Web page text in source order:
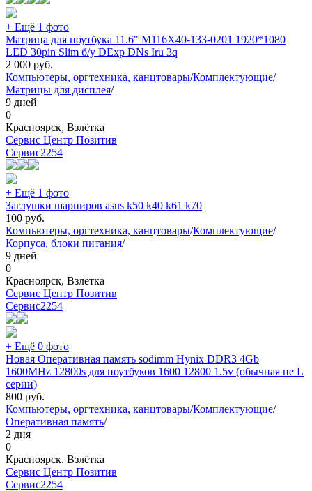
+ Ещё 1 фото
Матрица для ноутбука 11.6" M116X40-133-0201 1920*1080
LED 30pin Slim б/у DExp DNs Iru 3q
2 000 руб.
Компьютеры, оргтехника, канцтовары/Комплектующие/
Матрицы для дисплея/
9 дней
0
Красноярск, Взлётка
Сервис Центр Позитив
Сервис2254
+ Ещё 1 фото
Заглушки шарниров asus k50 k40 k61 k70
100 руб.
Компьютеры, оргтехника, канцтовары/Комплектующие/
Корпуса, блоки питания/
9 дней
0
Красноярск, Взлётка
Сервис Центр Позитив
Сервис2254
+ Ещё 0 фото
Новая Оперативная память sodimm Hynix DDR3 4Gb
1600MHz 12800s для ноутбуков 1600 12800 1.5v (обычная не L
серии)
800 руб.
Компьютеры, оргтехника, канцтовары/Комплектующие/
Оперативная память/
2 дня
0
Красноярск, Взлётка
Сервис Центр Позитив
Сервис2254